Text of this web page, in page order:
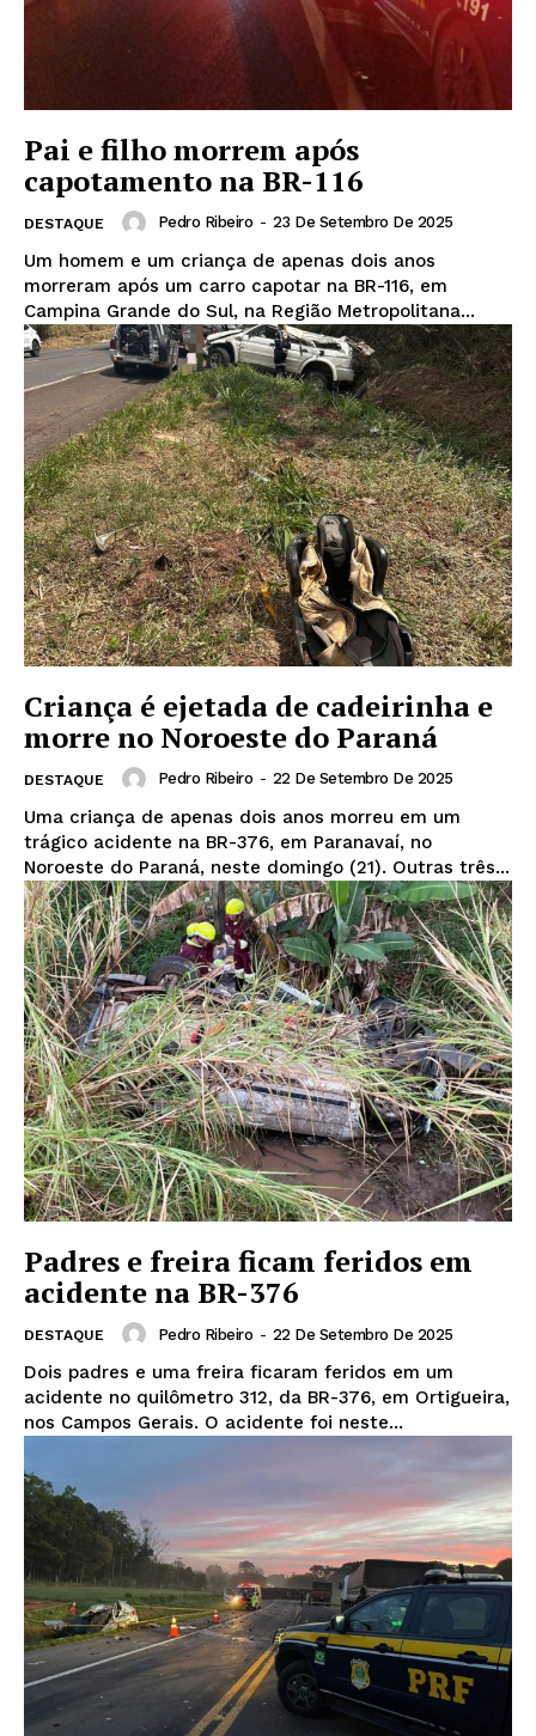
Pai e filho morrem após
capotamento na BR-116
DESTAQUE Pedro Ribeiro - 23 De Setembro De 2025
Um homem e um criança de apenas dois anos
morreram após um carro capotar na BR-116, em
Campina Grande do Sul, na Região Metropolitana...
Criança é ejetada de cadeirinha e
morre no Noroeste do Paraná
DESTAQUE Pedro Ribeiro - 22 De Setembro De 2025
Uma criança de apenas dois anos morreu em um
trágico acidente na BR-376, em Paranavaí, no
Noroeste do Paraná, neste domingo (21). Outras três...
Padres e freira ficam feridos em
acidente na BR-376
DESTAQUE Pedro Ribeiro - 22 De Setembro De 2025
Dois padres e uma freira ficaram feridos em um
acidente no quilômetro 312, da BR-376, em Ortigueira,
nos Campos Gerais. O acidente foi neste...